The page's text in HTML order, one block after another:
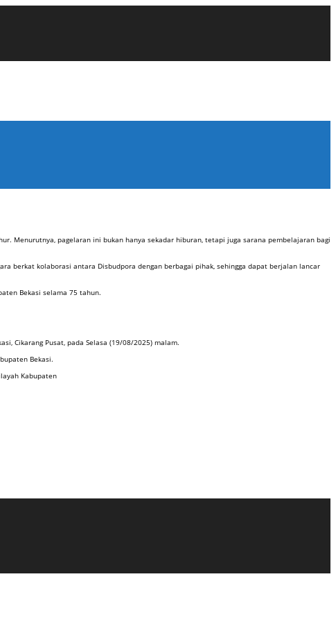
Menurutnya, pagelaran ini bukan hanya sekadar hiburan, tetapi juga sarana pembelajaran bagi
berkat kolaborasi antara Disbudpora dengan berbagai pihak, sehingga dapat berjalan lancar
Bekasi selama 75 tahun.
Cikarang Pusat, pada Selasa (19/08/2025) malam.
Bekasi.
Kabupaten